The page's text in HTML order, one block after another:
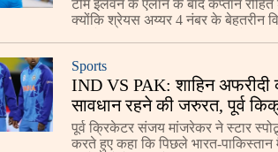
टीम इलेवन के एलान के बाद कप्तान
क्योंकि श्रेयस अय्यर 4 नंबर के बेहतरीन
Sports
IND VS PAK: शाहिन अफरीदी
सावधान रहने की जरुरत, पूर्व
पूर्व क्रिकेटर संजय मांजरेकर ने स्टार
करते हुए कहा कि पिछले भारत-पाकिस्तान